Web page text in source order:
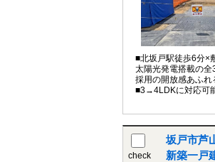
■北坂戸駅徒歩6分×
太陽光発電搭載の全
採用の開放感あふ
■3→4LDKに対応可
check
坂戸市芦
新築一戸